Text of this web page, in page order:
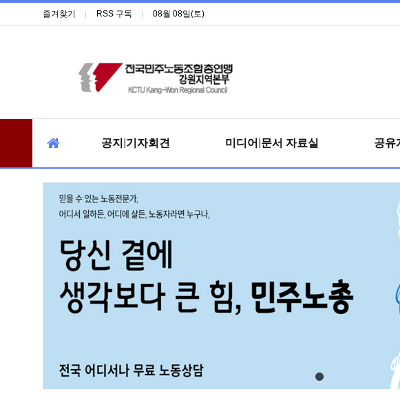
즐겨찾기 RSS 구독 08월 08일(토)
공지|기자회견 미디어|문서 자료실 공유